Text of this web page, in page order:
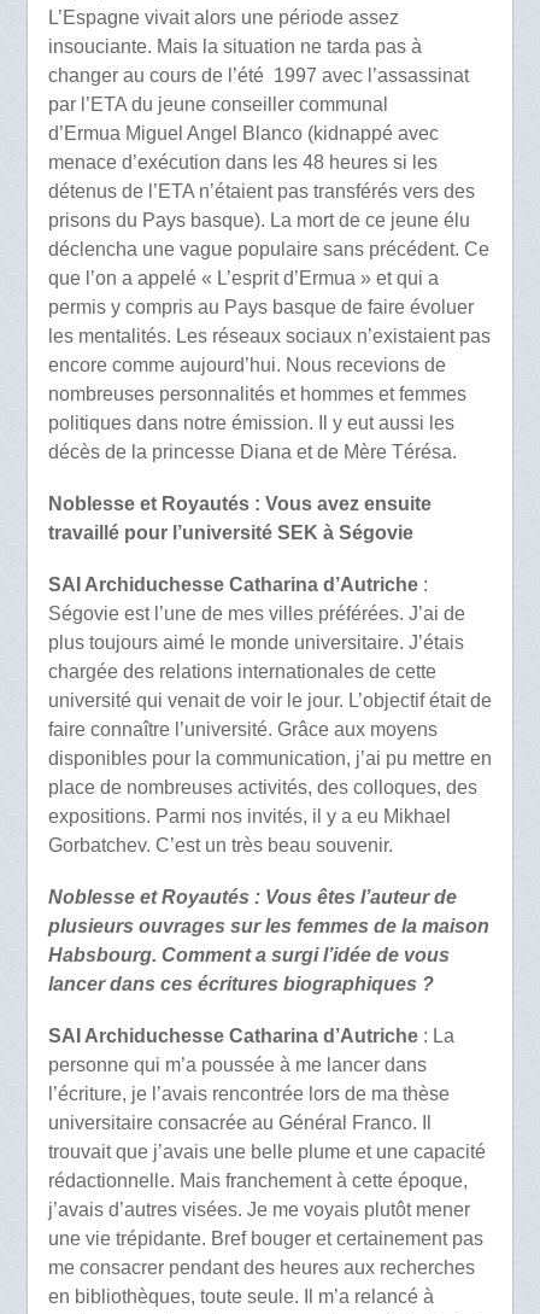
L’Espagne vivait alors une période assez
insouciante. Mais la situation ne tarda pas à
changer au cours de l’été 1997 avec l’assassinat
par l’ETA du jeune conseiller communal
d’Ermua Miguel Angel Blanco (kidnappé avec
menace d’exécution dans les 48 heures si les
détenus de l’ETA n’étaient pas transférés vers des
prisons du Pays basque). La mort de ce jeune élu
déclencha une vague populaire sans précédent. Ce
que l’on a appelé « L’esprit d’Ermua » et qui a
permis y compris au Pays basque de faire évoluer
les mentalités. Les réseaux sociaux n’existaient pas
encore comme aujourd’hui. Nous recevions de
nombreuses personnalités et hommes et femmes
politiques dans notre émission. Il y eut aussi les
décès de la princesse Diana et de Mère Térésa.
Noblesse et Royautés : Vous avez ensuite
travaillé pour l’université SEK à Ségovie
SAI Archiduchesse Catharina d’Autriche:
Ségovie est l’une de mes villes préférées. J’ai de
plus toujours aimé le monde universitaire. J’étais
chargée des relations internationales de cette
université qui venait de voir le jour. L’objectif était de
faire connaître l’université. Grâce aux moyens
disponibles pour la communication, j’ai pu mettre en
place de nombreuses activités, des colloques, des
expositions. Parmi nos invités, il y a eu Mikhael
Gorbatchev. C’est un très beau souvenir.
Noblesse et Royautés : Vous êtes l’auteur de
plusieurs ouvrages sur les femmes de la maison
Habsbourg. Comment a surgi l’idée de vous
lancer dans ces écritures biographiques ?
SAI Archiduchesse Catharina d’Autriche: La
personne qui m’a poussée à me lancer dans
l’écriture, je l’avais rencontrée lors de ma thèse
universitaire consacrée au Général Franco. Il
trouvait que j’avais une belle plume et une capacité
rédactionnelle. Mais franchement à cette époque,
j’avais d’autres visées. Je me voyais plutôt mener
une vie trépidante. Bref bouger et certainement pas
me consacrer pendant des heures aux recherches
en bibliothèques, toute seule. Il m’a relancé à